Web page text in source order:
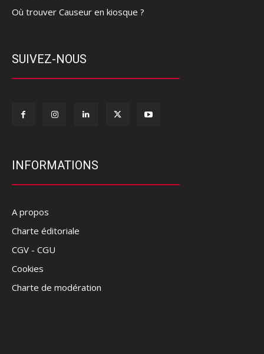
Où trouver Causeur en kiosque ?
SUIVEZ-NOUS
INFORMATIONS
A propos
Charte éditoriale
CGV - CGU
Cookies
Charte de modération